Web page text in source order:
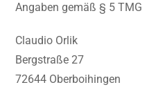
Angaben gemäß § 5 TMG
Claudio Orlik
Bergstraße 27
72644 Oberboihingen